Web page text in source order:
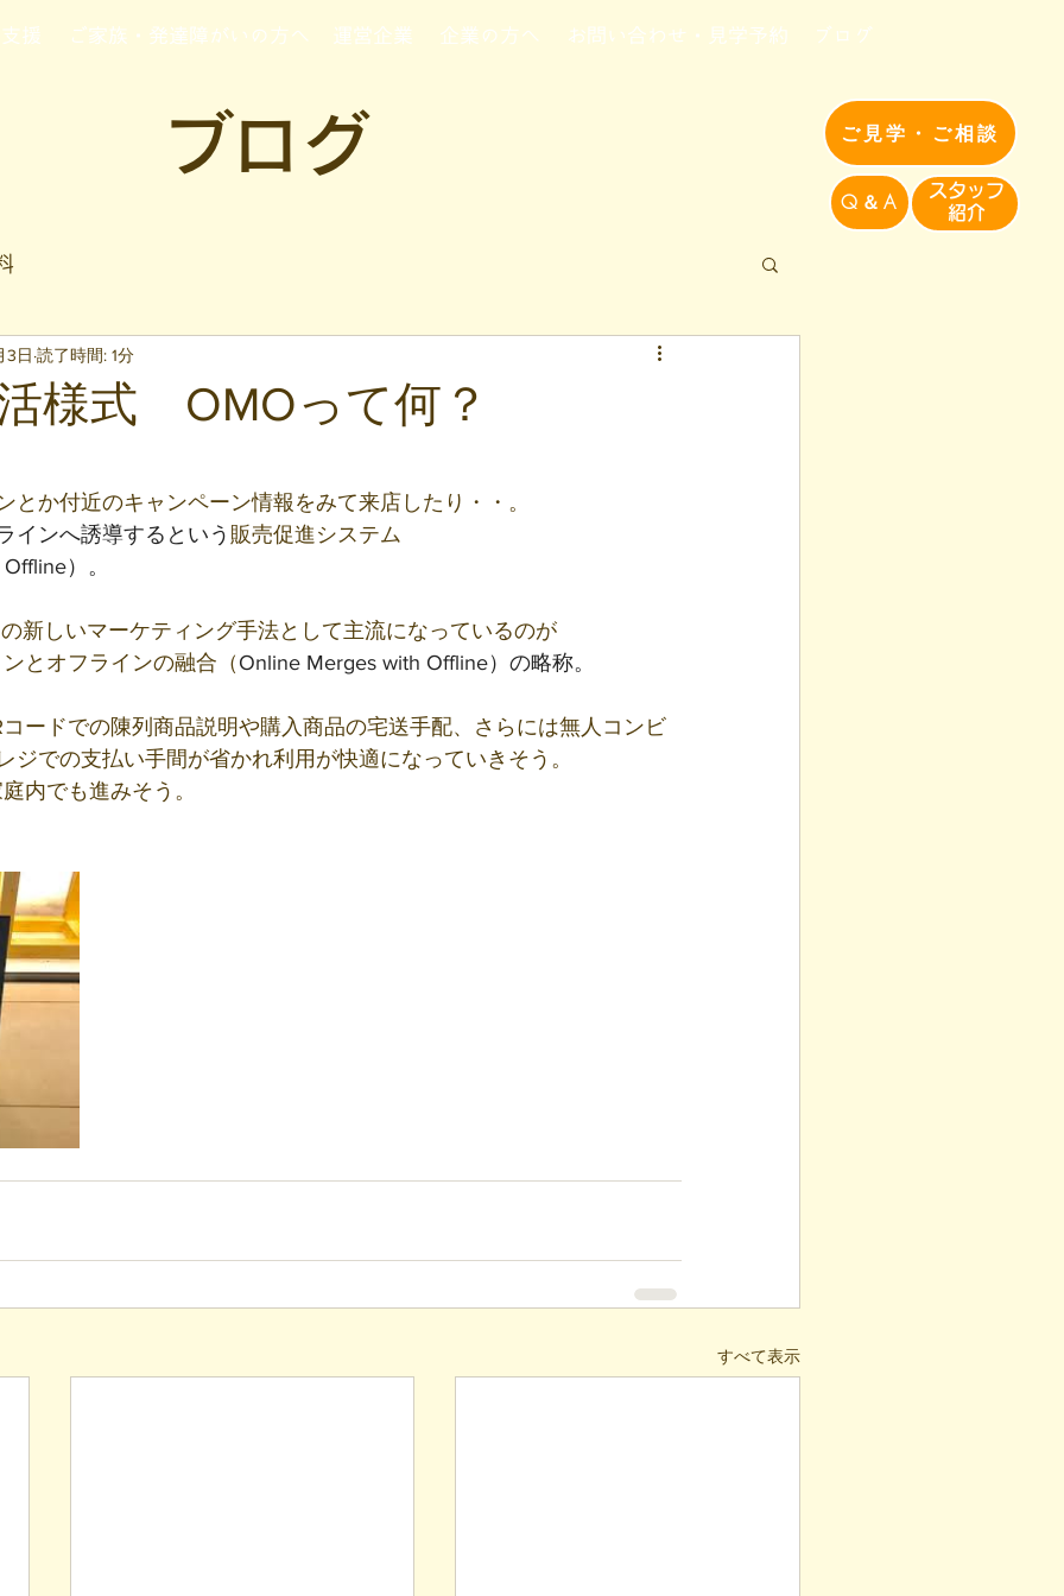
ご見学・ご相談
Q＆A
​スタッフ
紹介​
援 ご家族・発達障がいの方へ 運営企業 企業の方へ お問い合わせ・見学予約 ブログ
ブログ
様式 OMOって何？
3日 読了時間: 1分
とか付近のキャンペーン情報をみて来店したり・・。
インへ誘導するという 販売促進システム
）。
新しいマーケティング手法として主流になっているのが
とオフラインの融合（ Online Merges with Offline）の略称。
ードでの陳列商品説明や購入商品の宅送手配、さらには無人コンビ
ジでの支払い手間が省かれ利用が快適になっていきそう。
内でも進みそう。
すべて表示